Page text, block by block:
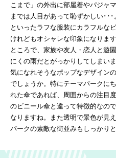
こまで」の外出に部屋着やパジャ
までは人目があって恥ずかしい･･
といったラフな服装にカラフルな
けれどもオシャレな印象になります
ところで、家族や友人・恋人と遊
にくの雨だとがっかりしてしまい
気になれそうなポップなデザイン
でしょうか。特にテーマパークに
れた傘であれば、周囲からの注目
のビニール傘と違って特徴的なの
なりますね。また透明で景色が見
パークの素敵な街並みもしっかり